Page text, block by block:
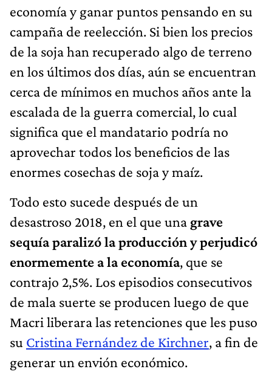
economía y ganar puntos pensando en su
campaña de reelección. Si bien los precios
de la soja han recuperado algo de terreno
en los últimos dos días, aún se encuentran
cerca de mínimos en muchos años ante la
escalada de la guerra comercial, lo cual
significa que el mandatario podría no
aprovechar todos los beneficios de las
enormes cosechas de soja y maíz.
Todo esto sucede después de un
desastroso 2018, en el que una grave
sequía paralizó la producción y perjudicó
enormemente a la economía, que se
contrajo 2,5%. Los episodios consecutivos
de mala suerte se producen luego de que
Macri liberara las retenciones que les puso
su Cristina Fernández de Kirchner, a fin de
generar un envión económico.